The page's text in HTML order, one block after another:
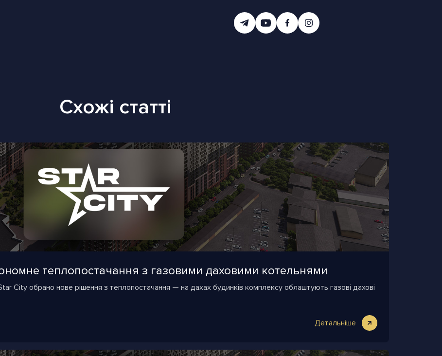
Схожі статті
теплопостачання з газовими даховими котельнями
City обрано нове рішення з теплопостачання — на дахах будинків комплексу облаштують газові дахові
Детальніше